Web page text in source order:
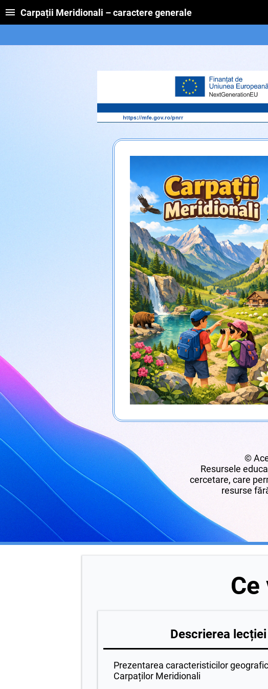
Carpații Meridionali – caractere generale
©
Resursele
cercetare, care
resurse
Descrierea lecției
Prezentarea caracteristicilor
Carpaților Meridionali